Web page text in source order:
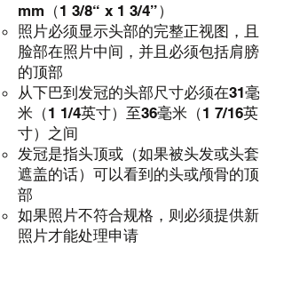
mm（1 3/8“ x 1 3/4”）
照片必须显示头部的完整正视图，且
脸部在照片中间，并且必须包括肩膀
的顶部
从下巴到发冠的头部尺寸必须在31毫
米（1 1/4英寸）至36毫米（1 7/16英
寸）之间
发冠是指头顶或（如果被头发或头套
遮盖的话）可以看到的头或颅骨的顶
部
如果照片不符合规格，则必须提供新
照片才能处理申请